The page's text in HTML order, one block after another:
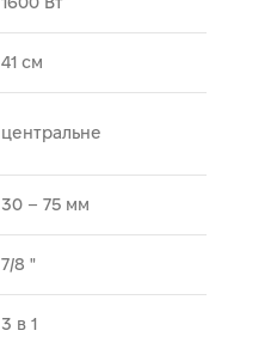
41 см
центральне
30 – 75 мм
7/8 "
3 в 1